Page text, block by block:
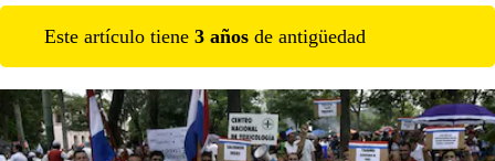
Este artículo tiene 3 años de antigüedad